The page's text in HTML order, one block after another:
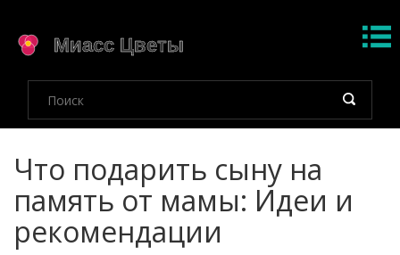
Что подарить сыну на
память от мамы: Идеи и
рекомендации